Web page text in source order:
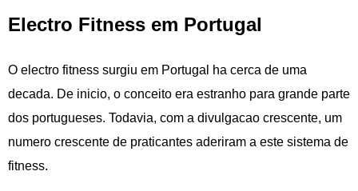
Electro Fitness em Portugal
O electro fitness surgiu em Portugal ha cerca de uma
decada. De inicio, o conceito era estranho para grande parte
dos portugueses. Todavia, com a divulgacao crescente, um
numero crescente de praticantes aderiram a este sistema de
fitness.